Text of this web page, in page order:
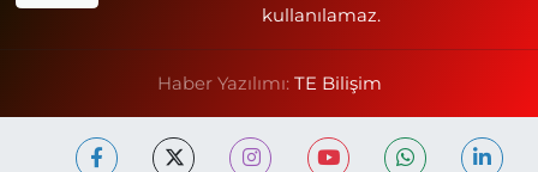
kullanılamaz.
Haber Yazılımı: TE Bilişim